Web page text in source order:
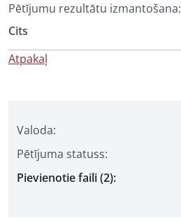
Valoda:
Pētījuma statuss:
Pievienotie faili (2):
Pētījumu rezultātu izmantošana:
Cits
Atpakaļ